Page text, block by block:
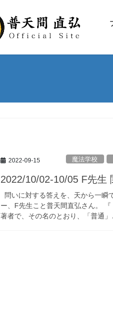
2022-09-15
魔法学校
2022/10/02-10/05 F先生
問いに対する答えを、天から一瞬
ー、F先生こと普天間直弘さん。
著者で、その名のとおり、「普通